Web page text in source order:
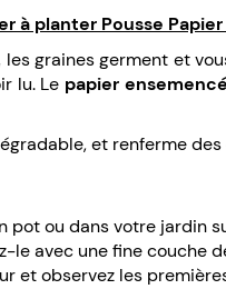
à planter Pousse Papier
graines germent et
lu. Le papier ensemencé
et renferme
pot ou dans votre jardin
avec une fine couche
et observez les